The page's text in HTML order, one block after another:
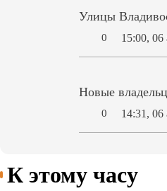
Улицы
0 15:00, 06
Новые
0 14:31, 06
К этому часу